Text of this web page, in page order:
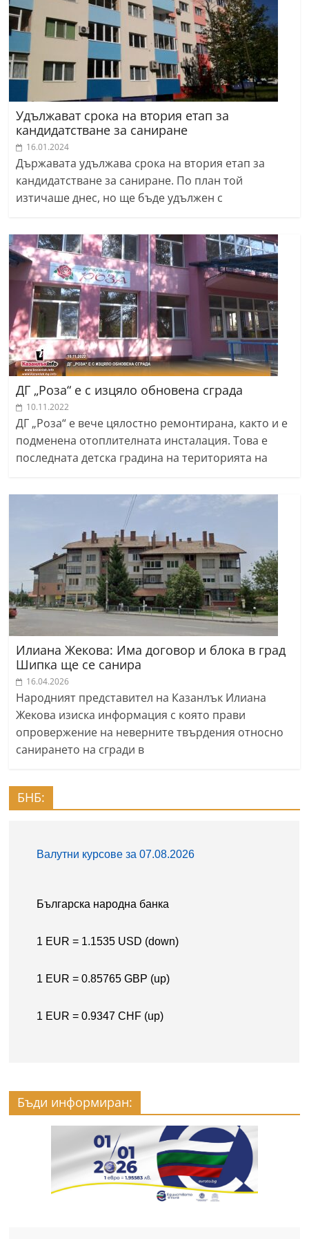
Удължават срока на втория етап за
кандидатстване за саниране
16.01.2024
Държавата удължава срока на втория етап за
кандидатстване за саниране. По план той
изтичаше днес, но ще бъде удължен с
ДГ „Роза“ е с изцяло обновена сграда
10.11.2022
ДГ „Роза“ е вече цялостно ремонтирана, както и е
подменена отоплителната инсталация. Това е
последната детска градина на територията на
Илиана Жекова: Има договор и блока в град
Шипка ще се санира
16.04.2026
Народният представител на Казанлък Илиана
Жекова изиска информация с която прави
опровержение на неверните твърдения относно
санирането на сгради в
БНБ:
Бъди информиран: